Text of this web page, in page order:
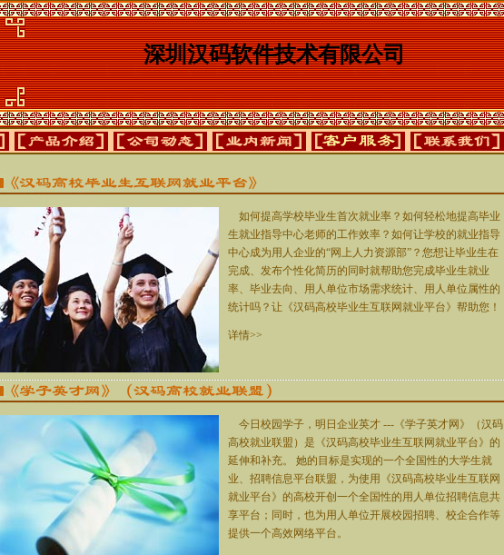
深圳汉码软件技术有限公司
如何提高学校毕业生首次就业率？如何轻松地提高毕业
生就业指导中心老师的工作效率？如何让学校的就业指导
中心成为用人企业的“网上人力资源部”？您想让毕业生在
完成、发布个性化简历的同时就帮助您完成毕业生就业
率、毕业去向、用人单位市场需求统计、用人单位属性的
统计吗？让《汉码高校毕业生互联网就业平台》帮助您！
详情>>
今日校园学子，明日企业英才 ---《学子英才网》（汉码
高校就业联盟）是《汉码高校毕业生互联网就业平台》的
延伸和补充。 她的目标是实现的一个全国性的大学生就
业、招聘信息平台联盟，为使用《汉码高校毕业生互联网
就业平台》的高校开创一个全国性的用人单位招聘信息共
享平台；同时，也为用人单位开展校园招聘、校企合作等
提供一个高效网络平台。